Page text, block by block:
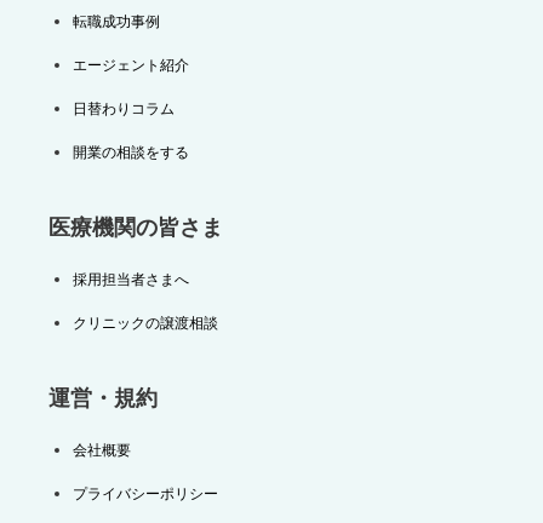
転職成功事例
エージェント紹介
日替わりコラム
開業の相談をする
医療機関の皆さま
採用担当者さまへ
クリニックの譲渡相談
運営・規約
会社概要
プライバシーポリシー